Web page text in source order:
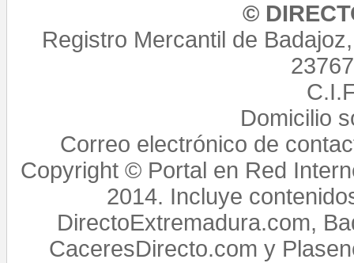
©
Registro Mercantil de
Domicilio
Correo electrónico de
Copyright © Portal en Red
2014. Incluye
DirectoExtremadura.com,
CaceresDirecto.com y